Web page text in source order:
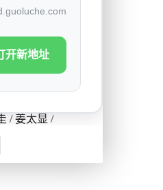
/ 姜太显 /
开新地址